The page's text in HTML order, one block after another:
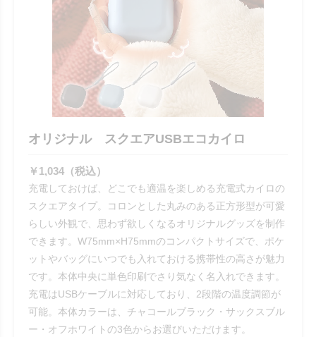
オリジナル スクエアUSBエコカイロ
￥1,034（税込）
充電しておけば、どこでも適温を楽しめる充電式カイロの
スクエアタイプ。コロンとした丸みのある正方形型が可愛
らしい外観で、思わず欲しくなるオリジナルグッズを制作
できます。W75mm×H75mmのコンパクトサイズで、ポケ
ットやバッグにいつでも入れておける携帯性の高さが魅力
です。本体中央に単色印刷でさり気なく名入れできます。
充電はUSBケーブルに対応しており、2段階の温度調節が
可能。本体カラーは、チャコールブラック・サックスブル
ー・オフホワイトの3色からお選びいただけます。